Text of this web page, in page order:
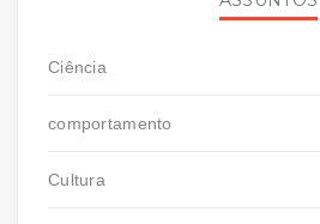
Ciência
comportamento
Cultura